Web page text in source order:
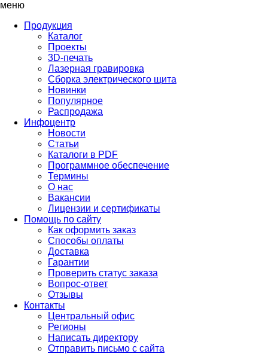
меню
Продукция
Каталог
Проекты
3D-печать
Лазерная гравировка
Сборка электрического щита
Новинки
Популярное
Распродажа
Инфоцентр
Новости
Статьи
Каталоги в PDF
Программное обеспечение
Термины
О нас
Вакансии
Лицензии и сертификаты
Помощь по сайту
Как оформить заказ
Способы оплаты
Доставка
Гарантии
Проверить статус заказа
Вопрос-ответ
Отзывы
Контакты
Центральный офис
Регионы
Написать директору
Отправить письмо с сайта